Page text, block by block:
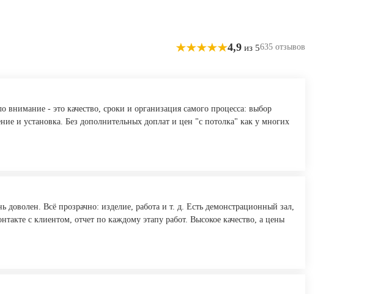
4,9 из 5635 отзывов
- это качество, сроки и организация самого процесса: выбор
и установка. Без дополнительных доплат и цен "с потолка" как у многих
Всё прозрачно: изделие, работа и т. д. Есть демонстрационный зал,
с клиентом, отчет по каждому этапу работ. Высокое качество, а цены